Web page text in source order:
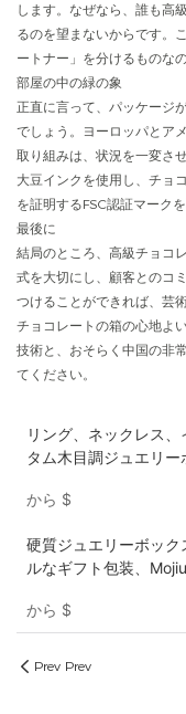
します。なぜなら、誰も高
るのを望まないからです。
ートナー」を分けるものなの
部屋の中の緑の象
正直に言って、パッケージ
でしょう。ヨーロッパとア
取り組みは、状況を一変さ
大豆インクを使用し、チョ
を証明するFSC認証マーク
最後に
結局のところ、高級チョコ
式を大切にし、顧客とのコ
つけることができれば、芸
チョコレートの箱の心地よ
技術と、おそらく中国の非
てください。
リング、ネックレス
タム木目調ジュエリ
から $
硬質ジュエリーボッ
ルなギフト包装、
から $
Prev Prev